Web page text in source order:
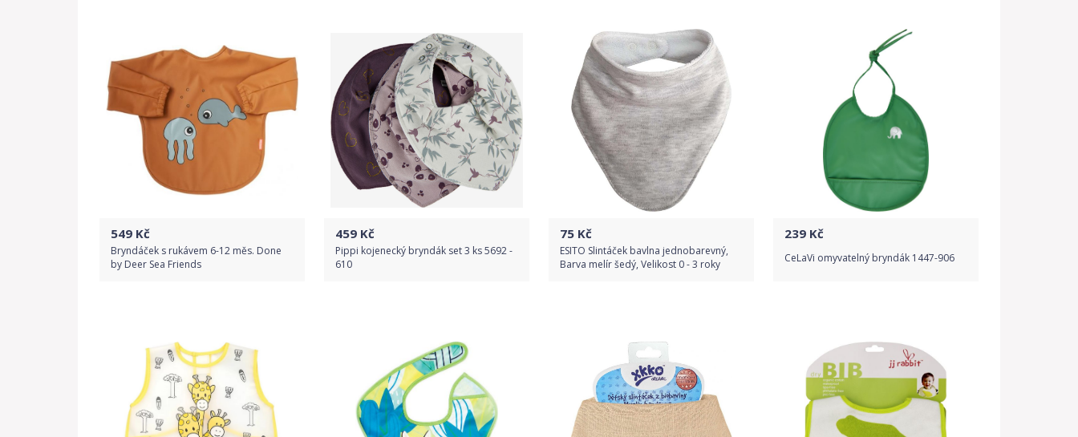
Detail produktu
Detail produktu Detail produktu
549 Kč
Bryndáček s rukávem 6-12 měs. Done
by Deer Sea Friends
Detail produktu
459 Kč
Pippi kojenecký bryndák set 3 ks 5692 -
610
Detail produktu
75 Kč
ESITO Slintáček bavlna jednobarevný,
Barva melír šedý, Velikost 0 - 3 roky
Detail produktu
239 Kč
CeLaVi omyvatelný bryndák 1447-906
Detail produktu